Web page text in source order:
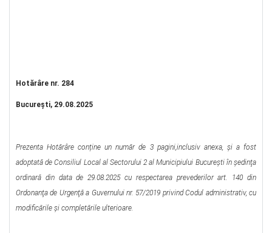
Hotărâre nr. 284
Bucureşti, 29.08.2025
Prezenta Hotărâre conține un număr de 3 pagini,inclusiv anexa, şi a fost
adoptată de Consiliul Local al Sectorului 2 al Municipiului Bucureşti în şedinţa
ordinară din data de 29.08.2025 cu respectarea prevederilor art. 140 din
Ordonanţa de Urgenţă a Guvernului nr. 57/2019 privind Codul administrativ, cu
modificările şi completările ulterioare.